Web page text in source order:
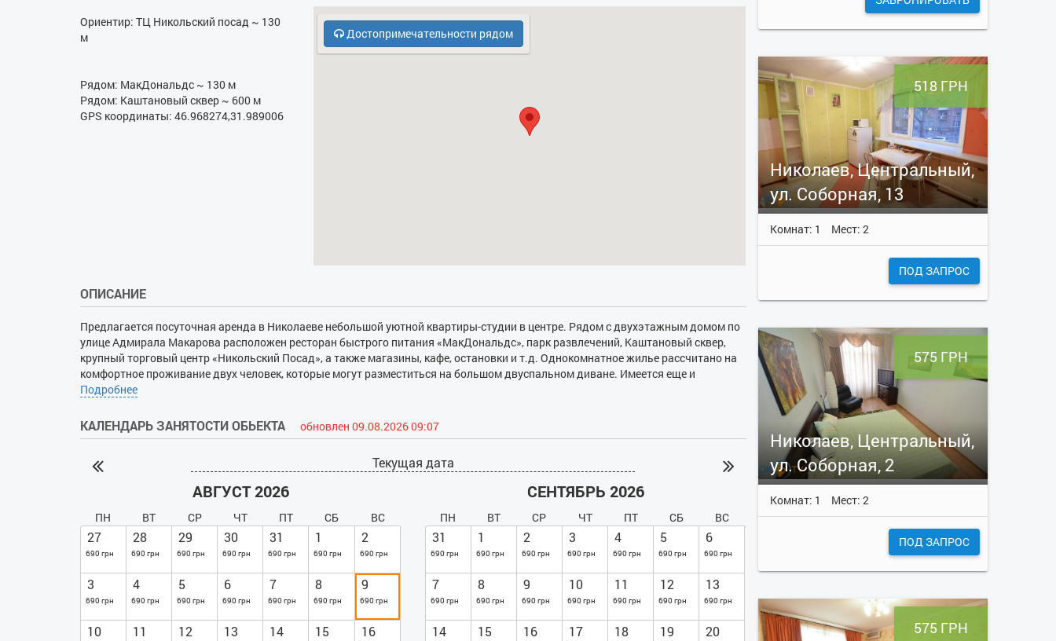
Ориентир: ТЦ Никольский посад ~ 130
м
Рядом: МакДональдс ~ 130 м
Рядом: Каштановый сквер ~ 600 м
GPS координаты: 46.968274,31.989006
Достопримечательности рядом
ОПИСАНИЕ
Предлагается посуточная аренда в Николаеве небольшой уютной квартиры-студии в центре. Рядом с двухэтажным домом по
улице Адмирала Макарова расположен ресторан быстрого питания «МакДональдс», парк развлечений, Каштановый сквер,
крупный торговый центр «Никольский Посад», а также магазины, кафе, остановки и т.д. Однокомнатное жилье рассчитано на
комфортное проживание двух человек, которые могут разместиться на большом двуспальном диване. Имеется еще и
раскладное кресло-кровать. В комнате есть телевизор, роутер (Wi-Fi), кондиционер, кухонный уголок, представленный всем
пользоваться полным набором посуды, кабельным ТВ, феном, стиральной машиной, гладильными принадлежностями. В
студии установлено автономное отопление. Есть смежный санузел с ванной и водонагревателем. Под запрос выписываются
Подробнее
КАЛЕНДАРЬ ЗАНЯТОСТИ ОБЬЕКТА обновлен 09.08.2026 09:07
Текущая дата
АВГУСТ 2026
ПН ВТ СР ЧТ ПТ СБ ВС
27
690 грн
28
690 грн
29
690 грн
30
690 грн
31
690 грн
1
690 грн
2
690 грн
3
690 грн
4
690 грн
5
690 грн
6
690 грн
7
690 грн
8
690 грн
9
690 грн
10 11 12 13 14 15 16
СЕНТЯБРЬ 2026
ПН ВТ СР ЧТ ПТ СБ ВС
31
690 грн
1
690 грн
2
690 грн
3
690 грн
4
690 грн
5
690 грн
6
690 грн
7
690 грн
8
690 грн
9
690 грн
10
690 грн
11
690 грн
12
690 грн
13
690 грн
14 15 16 17 18 19 20
518 ГРН
Николаев, Центральный,
ул. Соборная, 13
Комнат: 1 Мест: 2
ПОД ЗАПРОС
575 ГРН
Николаев, Центральный,
ул. Соборная, 2
Комнат: 1 Мест: 2
ПОД ЗАПРОС
575 ГРН